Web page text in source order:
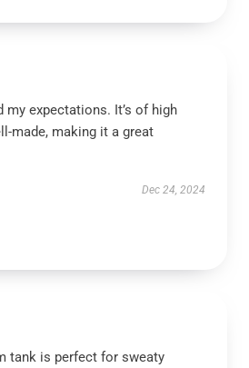
my expectations. It’s of high
made, making it a great
Dec 24, 2024
tank is perfect for sweaty